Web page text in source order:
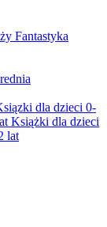
Fantastyka
dla dzieci 0-
Książki dla dzieci
lat